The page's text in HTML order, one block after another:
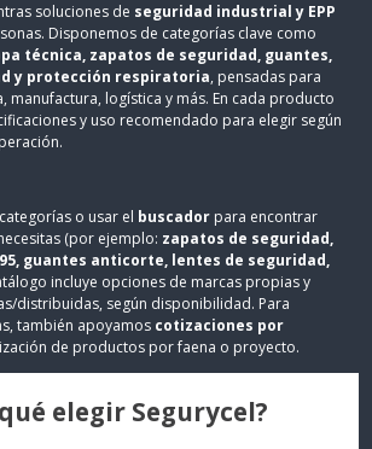
soluciones de seguridad industrial y EPP
Disponemos de categorías clave como
técnica, zapatos de seguridad, guantes,
y protección respiratoria, pensadas para
manufactura, logística y más. En cada producto
y uso recomendado para elegir según
o usar el buscador para encontrar
(por ejemplo: zapatos de seguridad,
guantes anticorte, lentes de seguridad,
incluye opciones de marcas propias y
distribuidas, según disponibilidad. Para
también apoyamos cotizaciones por
de productos por faena o proyecto.
elegir Segurycel?